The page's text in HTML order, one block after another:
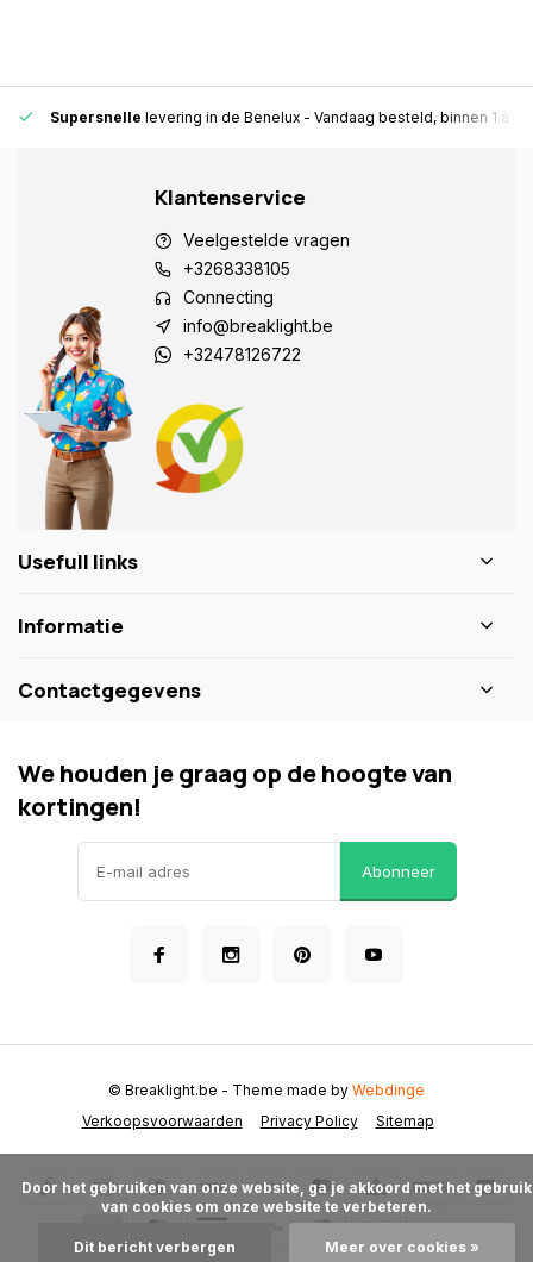
Supersnelle levering in de Benelux - Vandaag besteld, binnen 1 à 2
Klantenservice
Veelgestelde vragen
+3268338105
Connecting
info@breaklight.be
+32478126722
Usefull links
Informatie
Contactgegevens
We houden je graag op de hoogte van
kortingen!
Abonneer
Verkoopsvoorwaarden Privacy Policy Sitemap
© Breaklight.be - Theme made by Webdinge
van cookies om onze website te verbeteren.
Dit bericht verbergen Meer over cookies »